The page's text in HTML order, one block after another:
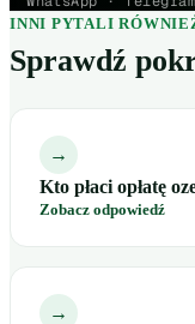
INNI PYTALI
Sprawdź
→
Kto płaci opłatę
Zobacz odpowiedź
→